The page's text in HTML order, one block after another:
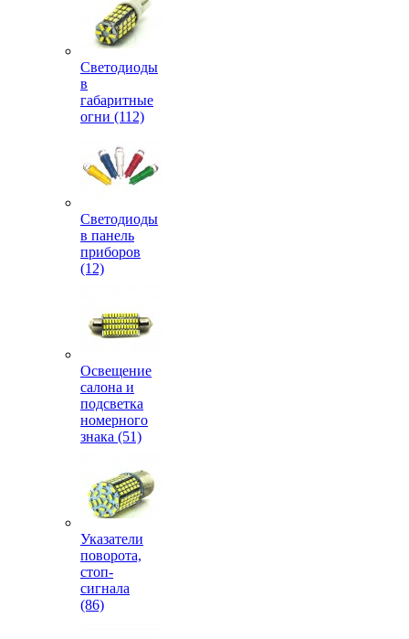
Светодиоды
в
габаритные
огни (112)
Светодиоды
в панель
приборов
(12)
Освещение
салона и
подсветка
номерного
знака (51)
Указатели
поворота,
стоп-
сигнала
(86)